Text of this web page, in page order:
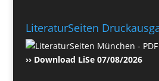
LiteraturSeiten
›› Download LiSe 07/08/2026